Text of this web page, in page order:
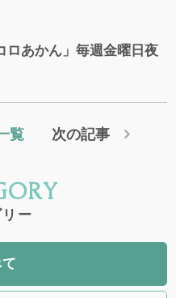
ロあかん」毎週金曜日夜
覧 次の記事
ー